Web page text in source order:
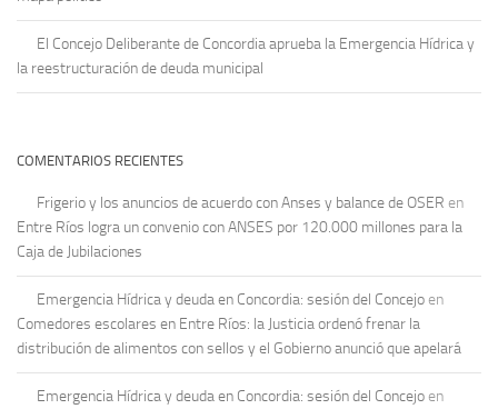
El Concejo Deliberante de Concordia aprueba la Emergencia Hídrica y
la reestructuración de deuda municipal
COMENTARIOS RECIENTES
Frigerio y los anuncios de acuerdo con Anses y balance de OSER en
Entre Ríos logra un convenio con ANSES por 120.000 millones para la
Caja de Jubilaciones
Emergencia Hídrica y deuda en Concordia: sesión del Concejo en
Comedores escolares en Entre Ríos: la Justicia ordenó frenar la
distribución de alimentos con sellos y el Gobierno anunció que apelará
Emergencia Hídrica y deuda en Concordia: sesión del Concejo en